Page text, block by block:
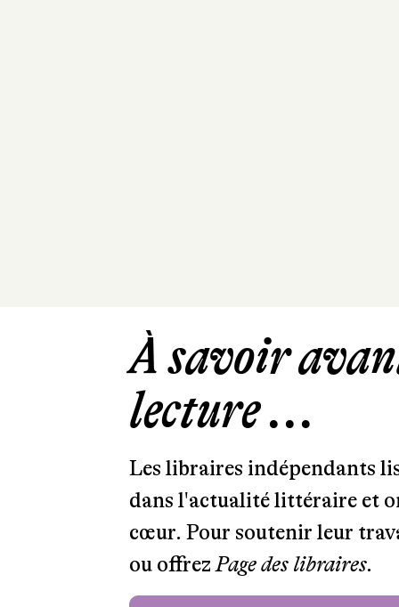
À savoir
lecture ...
Les libraires indépendants
dans l'actualité littéraire et
cœur. Pour soutenir leur
ou offrezPage des libraires.